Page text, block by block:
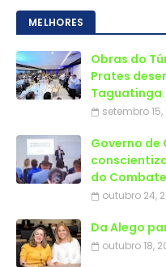
MELHORES
Obras do
Prates
Taguatinga
setembro 15,
Governo de
do
outubro 24,
Da Alego
outubro 18,